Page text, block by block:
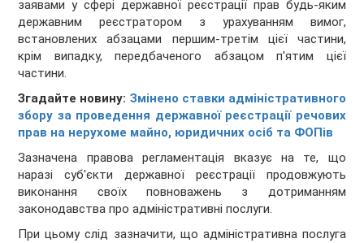
заявами у сфері державної реєстрації прав будь-яким
державним реєстратором з урахуванням вимог,
встановлених абзацами першим-третім цієї частини,
крім випадку, передбаченого абзацом п'ятим цієї
частини.
Згадайте новину: Змінено ставки адміністративного
збору за проведення державної реєстрації речових
прав на нерухоме майно, юридичних осіб та ФОПів
Зазначена правова регламентація вказує на те, що
наразі суб'єкти державної реєстрації продовжують
виконання своїх повноважень з дотриманням
законодавства про адміністративні послуги.
При цьому слід зазначити, що адміністративна послуга